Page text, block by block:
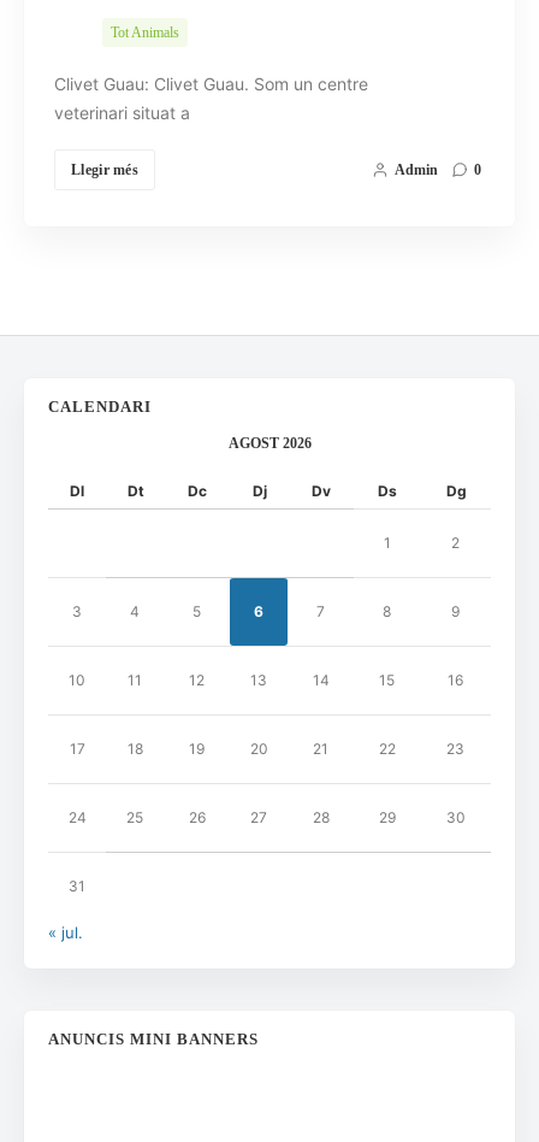
Tot Animals
Clivet Guau: Clivet Guau. Som un centre
veterinari situat a
Llegir més Admin 0
CALENDARI
AGOST 2026
Dl Dt Dc Dj Dv Ds Dg
1 2
3 4 5 6 7 8 9
10 11 12 13 14 15 16
17 18 19 20 21 22 23
24 25 26 27 28 29 30
31
« jul.
ANUNCIS MINI BANNERS